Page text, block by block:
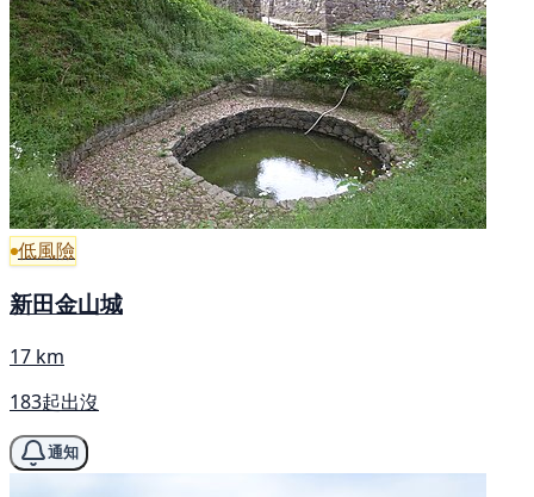
低風險
新田金山城
17 km
183起出沒
通知